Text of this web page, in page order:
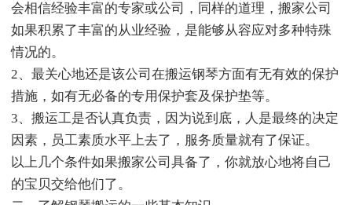
会相信经验丰富的专家或公司，同样的道理，搬家公司
如果积累了丰富的从业经验，是能够从容应对多种特殊
情况的。
2、最关心地还是该公司在搬运钢琴方面有无有效的保护
措施，如有无必备的专用保护套及保护垫等。
3、搬运工是否认真负责，因为说到底，人是最终的决定
因素，员工素质水平上去了，服务质量就有了保证。
以上几个条件如果搬家公司具备了，你就放心地将自己
的宝贝交给他们了。